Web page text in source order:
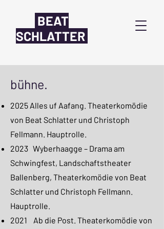
BEAT
SCHLATTER
bühne.
2025 Alles uf Aafang. Theaterkomödie
von Beat Schlatter und Christoph
Fellmann. Hauptrolle.
2023 Wyberhaagge – Drama am
Schwingfest, Landschaftstheater
Ballenberg, Theaterkomödie von Beat
Schlatter und Christoph Fellmann.
Hauptrolle.
2021 Ab die Post. Theaterkomödie von